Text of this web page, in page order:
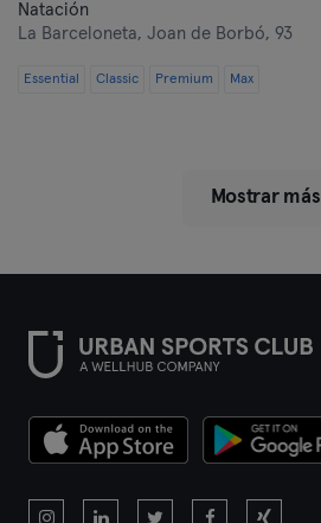
Natación
La Barceloneta, Joan de Borbó, 93
Essential Classic Premium Max
Mostrar más